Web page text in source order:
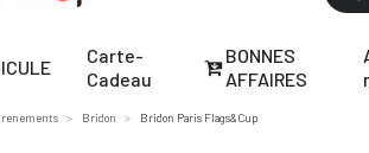
Carte-
Cadeau
BONNES
AFFAIRES
Bridon Bridon Paris Flags&Cup